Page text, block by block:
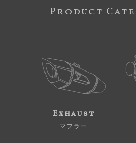
Product
Exhaust
マフラー